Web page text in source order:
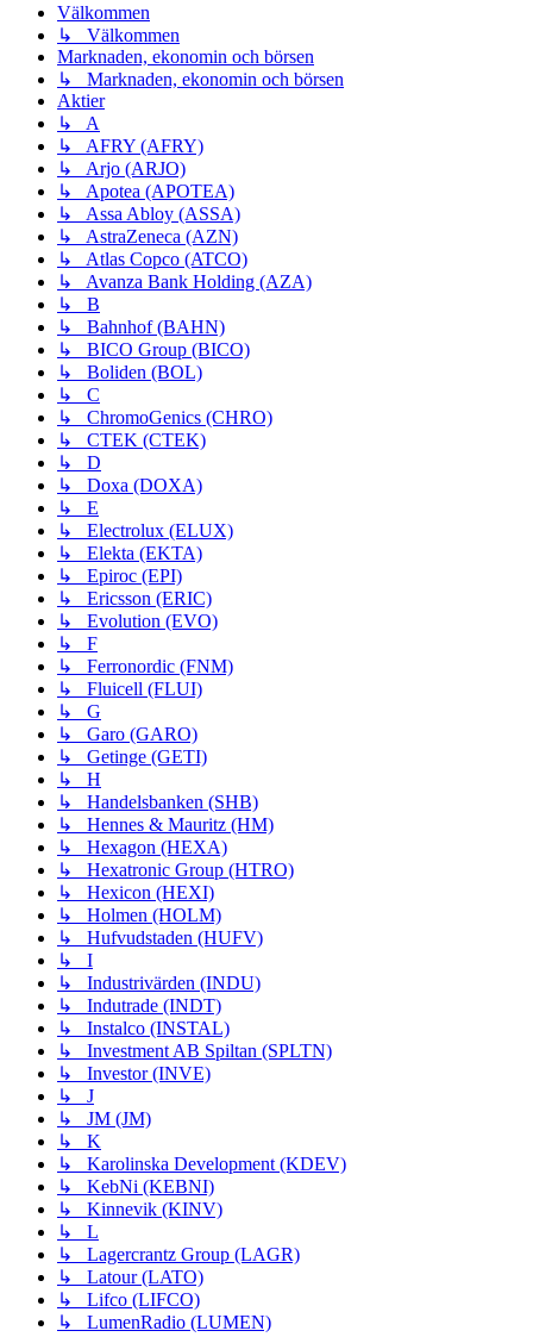
Välkommen
↳ Välkommen
Marknaden, ekonomin och börsen
↳ Marknaden, ekonomin och börsen
Aktier
↳ A
↳ AFRY (AFRY)
↳ Arjo (ARJO)
↳ Apotea (APOTEA)
↳ Assa Abloy (ASSA)
↳ AstraZeneca (AZN)
↳ Atlas Copco (ATCO)
↳ Avanza Bank Holding (AZA)
↳ B
↳ Bahnhof (BAHN)
↳ BICO Group (BICO)
↳ Boliden (BOL)
↳ C
↳ ChromoGenics (CHRO)
↳ CTEK (CTEK)
↳ D
↳ Doxa (DOXA)
↳ E
↳ Electrolux (ELUX)
↳ Elekta (EKTA)
↳ Epiroc (EPI)
↳ Ericsson (ERIC)
↳ Evolution (EVO)
↳ F
↳ Ferronordic (FNM)
↳ Fluicell (FLUI)
↳ G
↳ Garo (GARO)
↳ Getinge (GETI)
↳ H
↳ Handelsbanken (SHB)
↳ Hennes & Mauritz (HM)
↳ Hexagon (HEXA)
↳ Hexatronic Group (HTRO)
↳ Hexicon (HEXI)
↳ Holmen (HOLM)
↳ Hufvudstaden (HUFV)
↳ I
↳ Industrivärden (INDU)
↳ Indutrade (INDT)
↳ Instalco (INSTAL)
↳ Investment AB Spiltan (SPLTN)
↳ Investor (INVE)
↳ J
↳ JM (JM)
↳ K
↳ Karolinska Development (KDEV)
↳ KebNi (KEBNI)
↳ Kinnevik (KINV)
↳ L
↳ Lagercrantz Group (LAGR)
↳ Latour (LATO)
↳ Lifco (LIFCO)
↳ LumenRadio (LUMEN)